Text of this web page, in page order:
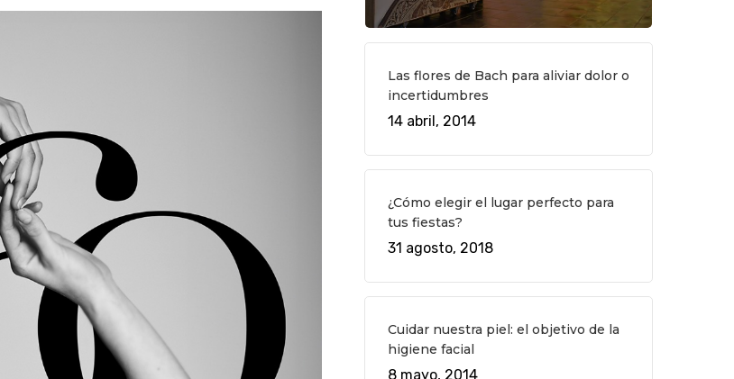
Las flores de Bach para aliviar dolor o
incertidumbres
14 abril, 2014
¿Cómo elegir el lugar perfecto para
tus fiestas?
31 agosto, 2018
Cuidar nuestra piel: el objetivo de la
higiene facial
8 mayo, 2014